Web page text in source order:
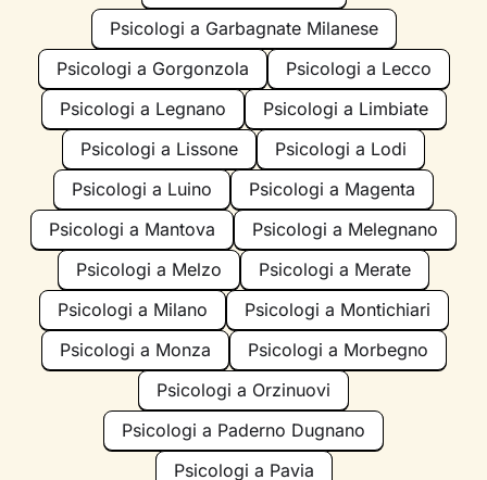
Psicologi a Garbagnate Milanese
Psicologi a Gorgonzola
Psicologi a Lecco
Psicologi a Legnano
Psicologi a Limbiate
Psicologi a Lissone
Psicologi a Lodi
Psicologi a Luino
Psicologi a Magenta
Psicologi a Mantova
Psicologi a Melegnano
Psicologi a Melzo
Psicologi a Merate
Psicologi a Milano
Psicologi a Montichiari
Psicologi a Monza
Psicologi a Morbegno
Psicologi a Orzinuovi
Psicologi a Paderno Dugnano
Psicologi a Pavia